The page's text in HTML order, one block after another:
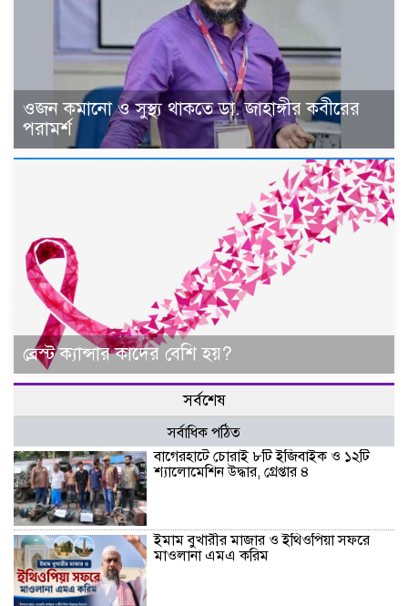
ওজন কমানো ও সুস্থ্য থাকতে ডা. জাহাঙ্গীর কবীরের
পরামর্শ
ব্রেস্ট ক্যান্সার কাদের বেশি হয়?
সর্বশেষ
সর্বাধিক পঠিত
বাগেরহাটে চোরাই ৮টি ইজিবাইক ও ১২টি
শ্যালোমেশিন উদ্ধার, গ্রেপ্তার ৪
ইমাম বুখারীর মাজার ও ইথিওপিয়া সফরে
মাওলানা এমএ করিম